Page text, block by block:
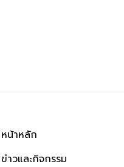
หน้าหลัก
ข่าวและกิจกรรม